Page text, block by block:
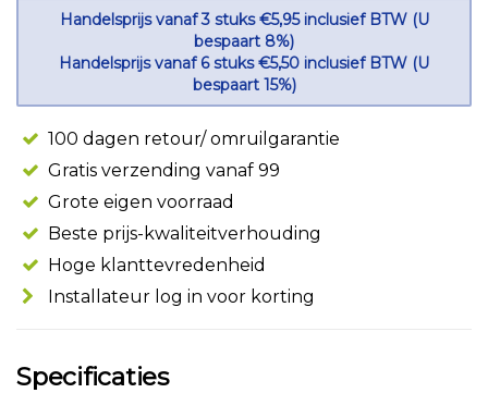
Handelsprijs vanaf 3 stuks €5,95 inclusief BTW (U
bespaart 8%)
Handelsprijs vanaf 6 stuks €5,50 inclusief BTW (U
bespaart 15%)
100 dagen retour/ omruilgarantie
Gratis verzending vanaf 99
Grote eigen voorraad
Beste prijs-kwaliteitverhouding
Hoge klanttevredenheid
Installateur log in voor korting
Specificaties